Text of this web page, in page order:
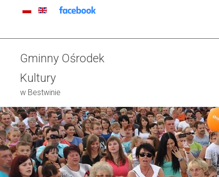
Gminny Ośrodek
Kultury
w Bestwinie